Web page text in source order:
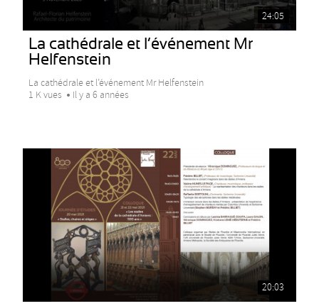
24:05
La cathédrale et l’événement Mr
Helfenstein
La cathédrale et l’événement Mr Helfenstein
1 K vues
Il y a 6 années
20:03